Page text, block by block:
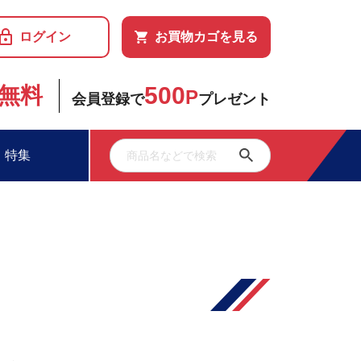
ログイン お買物カゴを見る
料 会員登録で500Pプレゼント
特集